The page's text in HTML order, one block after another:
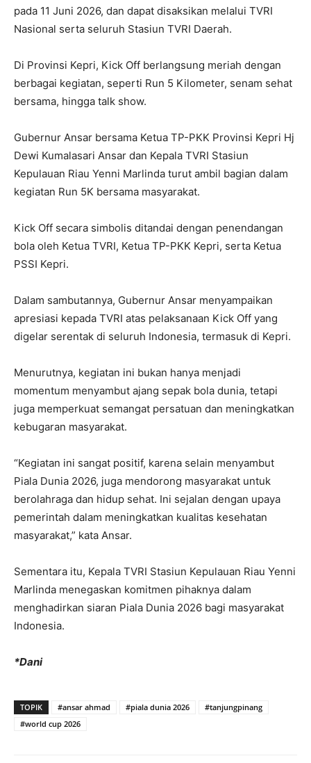
pada 11 Juni 2026, dan dapat disaksikan melalui TVRI
Nasional serta seluruh Stasiun TVRI Daerah.
Di Provinsi Kepri, Kick Off berlangsung meriah dengan
berbagai kegiatan, seperti Run 5 Kilometer, senam sehat
bersama, hingga talk show.
Gubernur Ansar bersama Ketua TP-PKK Provinsi Kepri Hj
Dewi Kumalasari Ansar dan Kepala TVRI Stasiun
Kepulauan Riau Yenni Marlinda turut ambil bagian dalam
kegiatan Run 5K bersama masyarakat.
Kick Off secara simbolis ditandai dengan penendangan
bola oleh Ketua TVRI, Ketua TP-PKK Kepri, serta Ketua
PSSI Kepri.
Dalam sambutannya, Gubernur Ansar menyampaikan
apresiasi kepada TVRI atas pelaksanaan Kick Off yang
digelar serentak di seluruh Indonesia, termasuk di Kepri.
Menurutnya, kegiatan ini bukan hanya menjadi
momentum menyambut ajang sepak bola dunia, tetapi
juga memperkuat semangat persatuan dan meningkatkan
kebugaran masyarakat.
“Kegiatan ini sangat positif, karena selain menyambut
Piala Dunia 2026, juga mendorong masyarakat untuk
berolahraga dan hidup sehat. Ini sejalan dengan upaya
pemerintah dalam meningkatkan kualitas kesehatan
masyarakat,” kata Ansar.
Sementara itu, Kepala TVRI Stasiun Kepulauan Riau Yenni
Marlinda menegaskan komitmen pihaknya dalam
menghadirkan siaran Piala Dunia 2026 bagi masyarakat
Indonesia.
*Dani
TOPIK #ansar ahmad #piala dunia 2026
#tanjungpinang
#world cup 2026